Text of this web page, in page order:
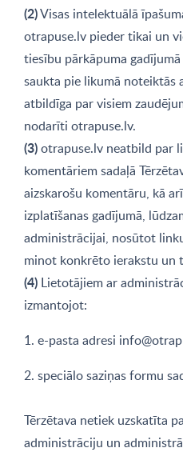
(2)Visas intelektuālā
otrapuse.lv pieder tikai un
tiesību pārkāpuma
saukta pie likumā noteiktās
atbildīga par visiem
nodarīti otrapuse.lv.
(3)otrapuse.lv neatbild par
komentāriem sadaļā
aizskarošu komentāru, kā
izplatīšanas gadījumā,
administrācijai, nosūtot
minot konkrēto ierakstu un
(4) Lietotājiem ar
izmantojot:
1. e-pasta adresi
2. speciālo saziņas formu
Tērzētava netiek uzskatīta
administrāciju un